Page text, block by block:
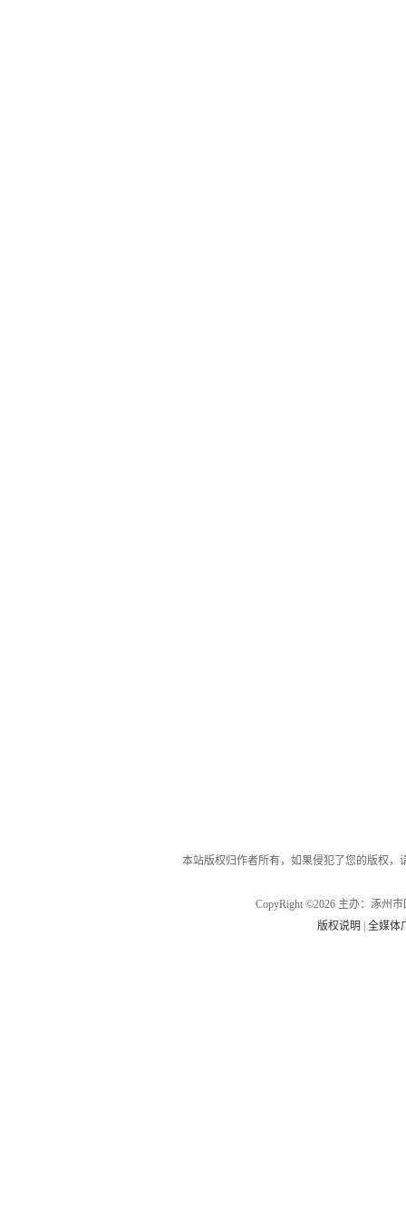
本站版权归作者所有，如果侵犯了您的版权
CopyRight ©2026 主办：涿州
版权说明
|全媒体